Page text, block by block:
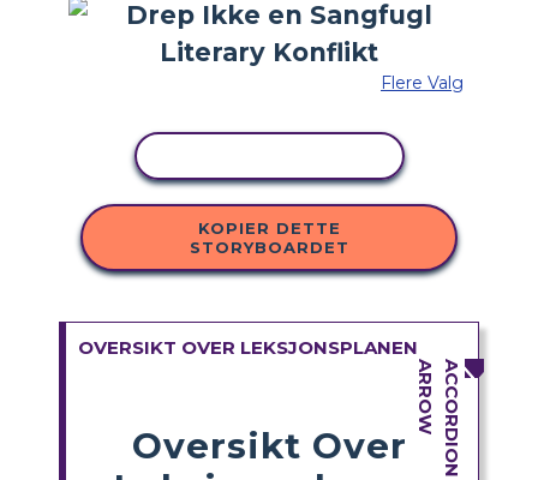
Flere Valg
KOPIER DETTE
STORYBOARDET
OVERSIKT OVER LEKSJONSPLANEN
Oversikt Over